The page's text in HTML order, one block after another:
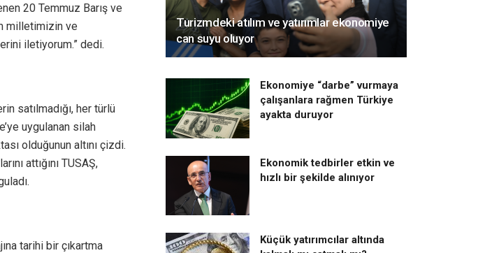
20 Temmuz Barış ve
milletimizin ve
iletiyorum.” dedi.
satılmadığı, her türlü
uygulanan silah
olduğunun altını çizdi.
attığını TUSAŞ,
tarihi bir çıkartma
Turizmdeki atılım ve yatırımlar ekonomiye
can suyu oluyor
Ekonomiye “darbe” vurmaya
çalışanlara rağmen Türkiye
ayakta duruyor
Ekonomik tedbirler etkin ve
hızlı bir şekilde alınıyor
Küçük yatırımcılar altında